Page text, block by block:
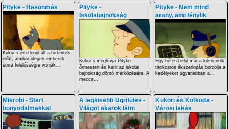
Pityke - Hasonmás
Kukucs értetlenül áll a történtek
előtt, amikor idegen emberek
sorra felelősségre vonják...
Pityke -
Iskolabajnokság
Kukucs meghívja Pityke
őrmestert és Katit az iskolai
bajnokság döntő mérkőzésére. A
meccs...
Pityke - Nem mind
arany, ami fénylik
Egy héten belül már a kilencedik
titokzatos ékszerlopás borzolja a
kedélyeket ugyanabban a...
Mikrobi - Start
bonyodalmakkal
A legkisebb Ugrifüles -
Világot akarok látni
Kukori és Kotkoda -
Városi lakás